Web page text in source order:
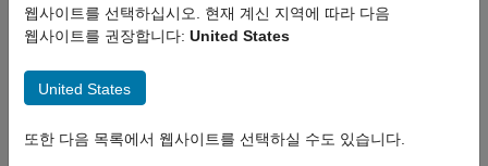
5G Toolbox
다운링크 채널
카테고리
다운링크 물리 신호
다운링크 물리 채널
5G NR DCI(다운링크 제어 정보) 인코딩 및 디코딩
제어 채널은 DCI(다운링크 제어 정보) 메시지와 같이 셀 전체에
메시지는 DL-SCH(downlink shared channel) 전송의 스케줄링을
지원합니다. DCI 메시지는 PDCCH(physical downlink control
기능에 대한 개요는다운링크 물리 채널 항목을 참조하십시오.
웹사이트를 선택하십시오. 현재 계신 지역에 따라 다음
웹사이트를 권장합니다: United States
United States
또한 다음 목록에서 웹사이트를 선택하실 수도 있습니다.